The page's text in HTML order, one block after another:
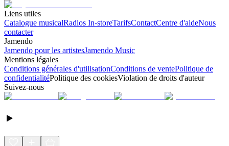
Liens utiles
Catalogue musicalRadios In-storeTarifsContactCentre d'aideNous
contacter
Jamendo
Jamendo pour les artistesJamendo Music
Mentions légales
Conditions générales d'utilisationConditions de ventePolitique de
confidentialitéPolitique des cookiesViolation de droits d'auteur
Suivez-nous